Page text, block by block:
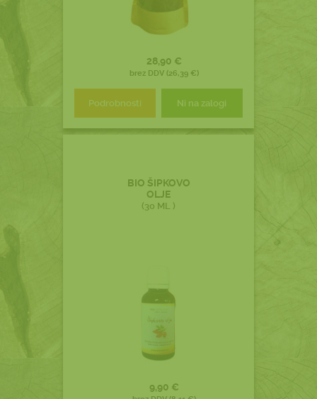
28,90 €
brez DDV (26,39 €)
Podrobnosti Ni na zalogi
BIO ŠIPKOVO
OLJE
(30 ML )
9,90 €